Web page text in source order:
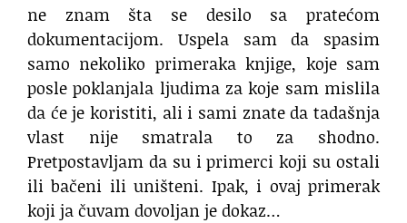
ne znam šta se desilo sa pratećom
dokumentacijom. Uspela sam da spasim
samo nekoliko primeraka knjige, koje sam
posle poklanjala ljudima za koje sam mislila
da će je koristiti, ali i sami znate da tadašnja
vlast nije smatrala to za shodno.
Pretpostavljam da su i primerci koji su ostali
ili bačeni ili uništeni. Ipak, i ovaj primerak
koji ja čuvam dovoljan je dokaz…